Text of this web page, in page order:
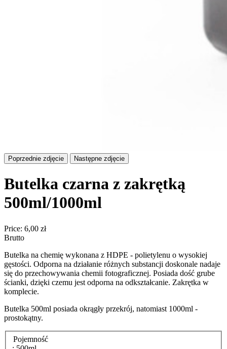
Poprzednie zdjęcie Następne zdjęcie
Butelka czarna z zakrętką
500ml/1000ml
Price: 6,00 zł
Brutto
Butelka na chemię wykonana z HDPE - polietylenu o wysokiej
gęstości. Odporna na działanie różnych substancji doskonale nadaje
się do przechowywania chemii fotograficznej. Posiada dość grube
ścianki, dzięki czemu jest odporna na odkształcanie. Zakrętka w
komplecie.
Butelka 500ml posiada okrągły przekrój, natomiast 1000ml -
prostokątny.
Pojemność